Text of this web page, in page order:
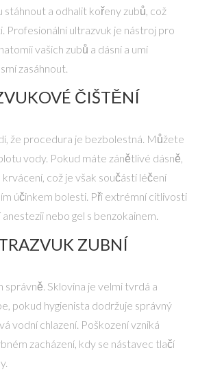
stáhnout a odhalit kořeny zubů, což
Profesionální ultrazvuk je nástroj pro
vašich zubů a dásní a umí
zasáhnout.
ČIŠTĚNÍ
že procedura je bezbolestná. Můžete
vody. Pokud máte zánětlivé dásně,
což je však součástí léčení
účinkem bolesti. Při extrémní citlivosti
nebo gel s benzokainem.
ZUBNÍ
správně. Sklovina je velmi tvrdá a
pokud hygienista dodržuje správný
vodní chlazení. Poškození vzniká
zacházení, kdy se nástavec tlačí